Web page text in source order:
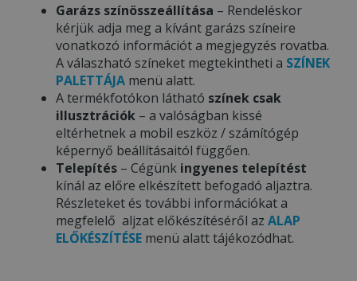
Garázs színösszeállítása – Rendeléskor
kérjük adja meg a kívánt garázs színeire
vonatkozó információt a megjegyzés rovatba.
A válaszható színeket megtekintheti a SZÍNEK
PALETTÁJA menü alatt.
A termékfotókon látható színek csak
illusztrációk – a valóságban kissé
eltérhetnek a mobil eszköz / számítógép
képernyő beállításaitól függően.
Telepítés – Cégünk ingyenes telepítést
kínál az előre elkészített befogadó aljaztra.
Részleteket és további információkat a
megfelelő aljzat előkészítéséről az ALAP
ELŐKÉSZÍTÉSE menü alatt tájékozódhat.